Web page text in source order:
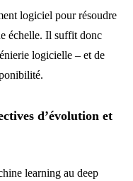
logiciel pour résoudre
échelle. Il suffit donc
logicielle – et de
d’évolution et
learning au deep